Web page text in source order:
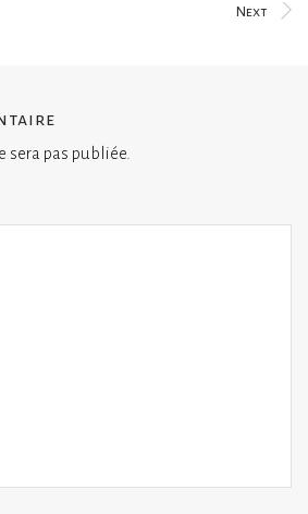
Next
sera pas publiée.